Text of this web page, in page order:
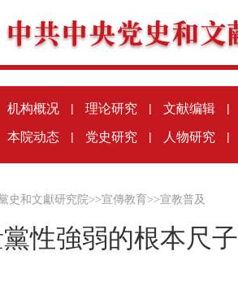
机构概况 | 理论研究 | 文献编辑 |
本院动态 | 党史研究 | 人物研究 |
史和文獻研究院>>宣傳教育 >>宣教普及
性強弱的根本尺子